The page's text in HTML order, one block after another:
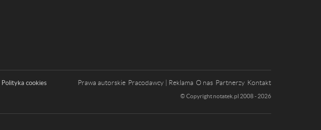
Polityka cookies Prawa autorskie Pracodawcy | Reklama O nas Partnerzy Kontakt
© Copyright notatek.pl 2008 - 2026